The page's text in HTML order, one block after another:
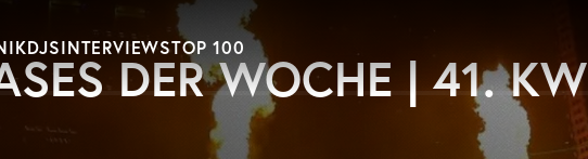
DJSINTERVIEWSTOP 100
DER WOCHE | 41. KW